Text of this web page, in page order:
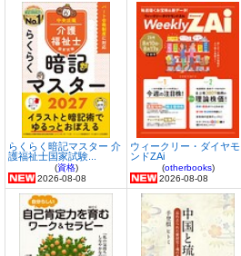
らくらく暗記マスター 介
護福祉士国家試験...
(資格)
2026-08-08
ウィークリー・ダイヤモ
ンドZAi
(otherbooks)
2026-08-08